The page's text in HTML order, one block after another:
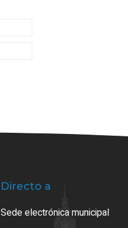
Directo a
Sede electrónica municipal